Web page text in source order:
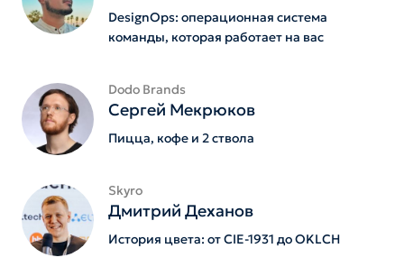
DesignOps: операционная система
команды, которая работает на вас
Dodo Brands
Сергей Мекрюков
Пицца, кофе и 2 ствола
Skyro
Дмитрий Деханов
История цвета: от CIE-1931 до OKLCH